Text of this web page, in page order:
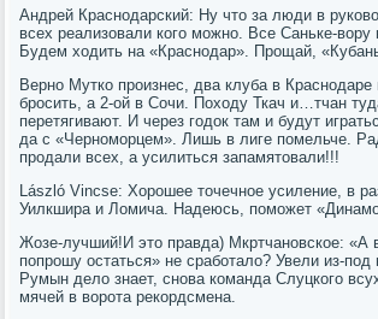
Андрей Краснодарский: Ну что за люди в
всех реализовали кого можно. Все Саньке-вору
Будем ходить на «Краснодар». Прощай,
Верно Мутко произнес, два клуба в
бросить, а 2-ой в Сочи. Походу Ткач и…тчан
перетягивают. И через годок там и будут
да с «Черноморцем». Лишь в лиге помельче.
продали всех, а усилиться запамятовали!!!
László Vincse: Хорошее точечное усиление, в
Уилкшира и Ломича. Надеюсь, поможет
Жозе-лучший!И это правда) Мкртчановское: «А
попрошу остаться» не сработало? Увели из-под
Румын дело знает, снова команда Слуцкого
мячей в ворота рекордсмена.